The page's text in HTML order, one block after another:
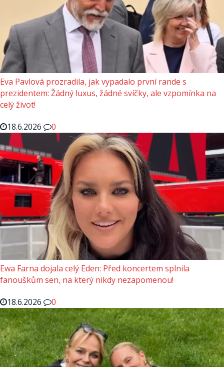
Eva Pavlová prozradila, jak vypadalo první rande s
prezidentem: Žádný luxus, žádné svíčky, ale vzpomínka na
celý život!
18.6.2026
0
Ewa Farna dojala celý Eden: Před koncertem splnila
fanouškům sen, na který nikdy nezapomenou!
18.6.2026
0